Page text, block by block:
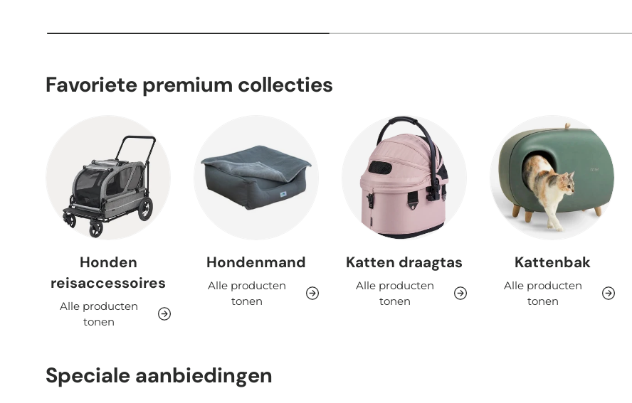
Favoriete premium collecties
Honden
reisaccessoires
Alle producten
tonen
Hondenmand
Alle producten
tonen
Katten draagtas
Alle producten
tonen
Kattenbak
Alle producten
tonen
Speciale aanbiedingen